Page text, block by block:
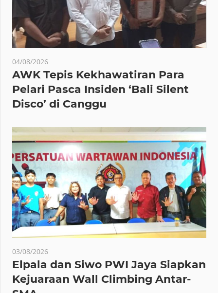
04/08/2026
AWK Tepis Kekhawatiran Para
Pelari Pasca Insiden ‘Bali Silent
Disco’ di Canggu
03/08/2026
Elpala dan Siwo PWI Jaya Siapkan
Kejuaraan Wall Climbing Antar-